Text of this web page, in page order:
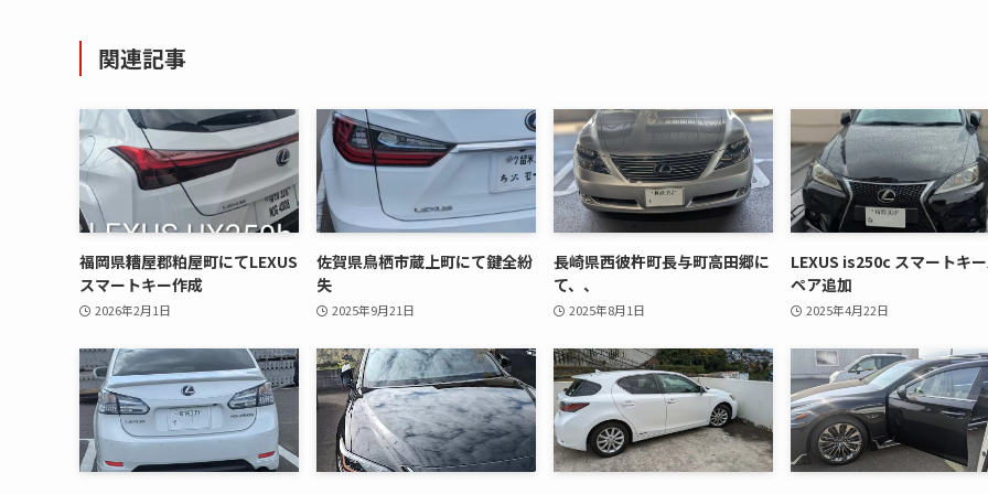
関連記事
福岡県糟屋郡粕屋町にてLEXUS
スマートキー作成
2026年2月1日
佐賀県鳥栖市蔵上町にて鍵全紛
失
2025年9月21日
長崎県西彼杵町長与町高田郷に
て、、
2025年8月1日
LEXUS is250c スマートキ
ペア追加
2025年4月22日